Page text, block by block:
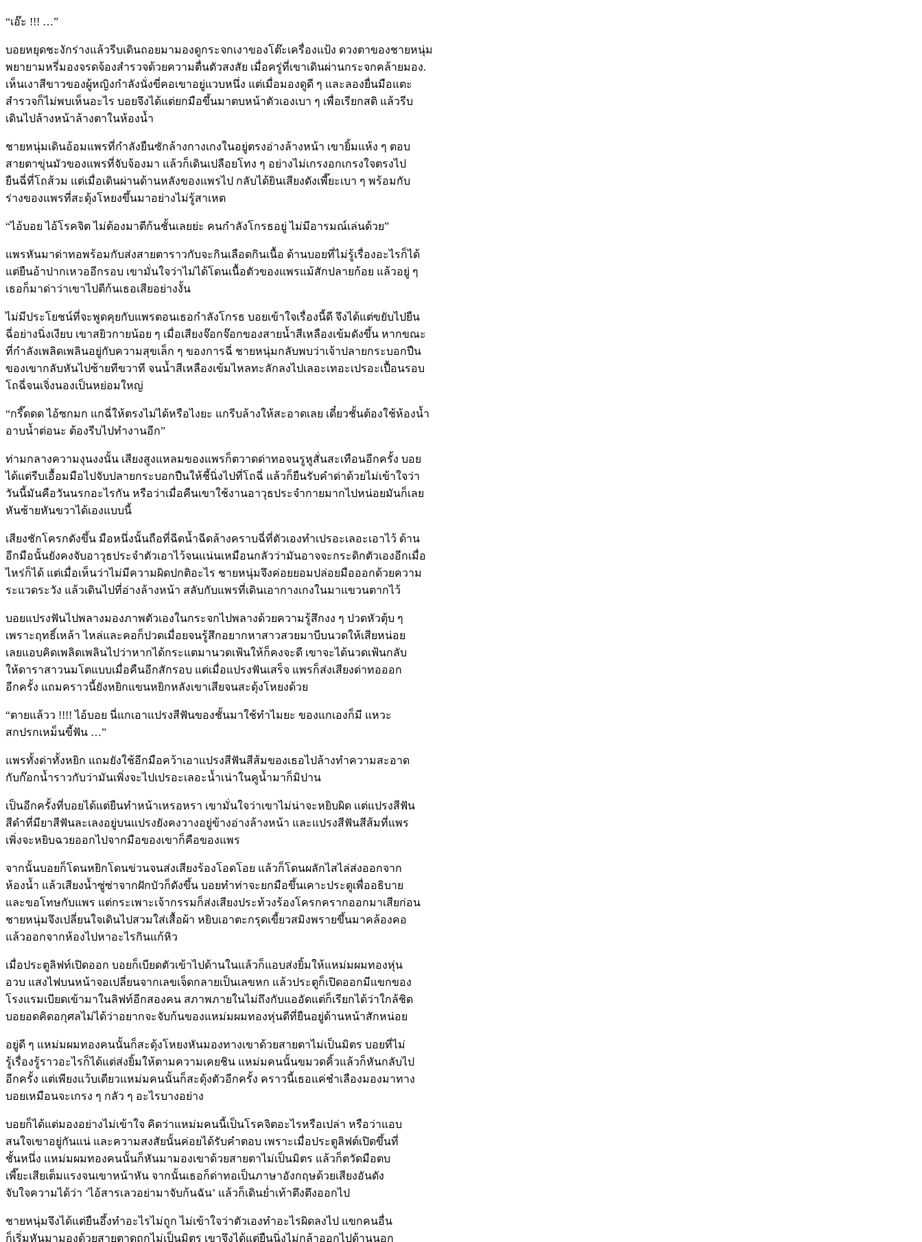
“เอ๊ะ !!! …”
บอยหยุดชะงักร่างแล้วรีบเดินถอยมามองดูกระจกเงาของโต๊ะเครื่องแป้ง ดวงตาของชายหนุ่ม
พยายามหรี่มองจรดจ้องสำรวจด้วยความตื่นตัวสงสัย เมื่อครู่ที่เขาเดินผ่านกระจกคล้ายมอง.
เห็นเงาสีขาวของผู้หญิงกำลังนั่งขี่คอเขาอยู่แวบหนึ่ง แต่เมื่อมองดูดี ๆ และลองยื่นมือแตะ
สำรวจก็ไม่พบเห็นอะไร บอยจึงได้แต่ยกมือขึ้นมาตบหน้าตัวเองเบา ๆ เพื่อเรียกสติ แล้วรีบ
เดินไปล้างหน้าล้างตาในห้องน้ำ
ชายหนุ่มเดินอ้อมแพรที่กำลังยืนซักล้างกางเกงในอยู่ตรงอ่างล้างหน้า เขายิ้มแห้ง ๆ ตอบ
สายตาขุ่นมัวของแพรที่จับจ้องมา แล้วก็เดินเปลือยโทง ๆ อย่างไม่เกรงอกเกรงใจตรงไป
ยืนฉี่ที่โถส้วม แต่เมื่อเดินผ่านด้านหลังของแพรไป กลับได้ยินเสียงดังเพี๊ยะเบา ๆ พร้อมกับ
ร่างของแพรที่สะดุ้งโหยงขึ้นมาอย่างไม่รู้สาเหต
“ไอ้บอย ไอ้โรคจิต ไม่ต้องมาตีก้นชั้นเลยย่ะ คนกำลังโกรธอยู่ ไม่มีอารมณ์เล่นด้วย”
แพรหันมาด่าทอพร้อมกับส่งสายตาราวกับจะกินเลือดกินเนื้อ ด้านบอยที่ไม่รู้เรื่องอะไรก็ได้
แต่ยืนอ้าปากเหวออีกรอบ เขามั่นใจว่าไม่ได้โดนเนื้อตัวของแพรแม้สักปลายก้อย แล้วอยู่ ๆ
เธอก็มาด่าว่าเขาไปตีก้นเธอเสียอย่างงั้น
ไม่มีประโยชน์ที่จะพูดคุยกับแพรตอนเธอกำลังโกรธ บอยเข้าใจเรื่องนี้ดี จึงได้แต่ขยับไปยืน
ฉี่อย่างนิ่งเงียบ เขาสยิวกายน้อย ๆ เมื่อเสียงจ๊อกจ๊อกของสายน้ำสีเหลืองเข้มดังขึ้น หากขณะ
ที่กำลังเพลิดเพลินอยู่กับความสุขเล็ก ๆ ของการฉี่ ชายหนุ่มกลับพบว่าเจ้าปลายกระบอกปืน
ของเขากลับหันไปซ้ายทีขวาที จนน้ำสีเหลืองเข้มไหลทะลักลงไปเลอะเทอะเปรอะเปื้อนรอบ
โถฉี่จนเจิ่งนองเป็นหย่อมใหญ่
“กรี๊ดดด ไอ้ซกมก แกฉี่ให้ตรงไม่ได้หรือไงยะ แกรีบล้างให้สะอาดเลย เดี๋ยวชั้นต้องใช้ห้องน้ำ
อาบน้ำต่อนะ ต้องรีบไปทำงานอีก”
ท่ามกลางความงุนงงนั้น เสียงสูงแหลมของแพรก็ตวาดด่าทอจนรูหูสั่นสะเทือนอีกครั้ง บอย
ได้แต่รีบเอื้อมมือไปจับปลายกระบอกปืนให้ชี้นิ่งไปที่โถฉี่ แล้วก็ยืนรับคำด่าด้วยไม่เข้าใจว่า
วันนี้มันคือวันนรกอะไรกัน หรือว่าเมื่อคืนเขาใช้งานอาวุธประจำกายมากไปหน่อยมันก็เลย
หันซ้ายหันขวาได้เองแบบนี้
เสียงชักโครกดังขึ้น มือหนึ่งนั้นถือที่ฉีดน้ำฉีดล้างคราบฉี่ที่ตัวเองทำเปรอะเลอะเอาไว้ ด้าน
อีกมือนั้นยังคงจับอาวุธประจำตัวเอาไว้จนแน่นเหมือนกลัวว่ามันอาจจะกระดิกตัวเองอีกเมื่อ
ไหร่ก็ได้ แต่เมื่อเห็นว่าไม่มีความผิดปกติอะไร ชายหนุ่มจึงค่อยยอมปล่อยมือออกด้วยความ
ระแวดระวัง แล้วเดินไปที่อ่างล้างหน้า สลับกับแพรที่เดินเอากางเกงในมาแขวนตากไว้
บอยแปรงฟันไปพลางมองภาพตัวเองในกระจกไปพลางด้วยความรู้สึกงง ๆ ปวดหัวตุ้บ ๆ
เพราะฤทธิ์เหล้า ไหล่และคอก็ปวดเมื่อยจนรู้สึกอยากหาสาวสวยมาบีบนวดให้เสียหน่อย
เลยแอบคิดเพลิดเพลินไปว่าหากได้กระแตมานวดเฟ้นให้ก็คงจะดี เขาจะได้นวดเฟ้นกลับ
ให้ดาราสาวนมโตแบบเมื่อคืนอีกสักรอบ แต่เมื่อแปรงฟันเสร็จ แพรก็ส่งเสียงด่าทอออก
อีกครั้ง แถมคราวนี้ยังหยิกแขนหยิกหลังเขาเสียจนสะดุ้งโหยงด้วย
“ตายแล้วว !!!! ไอ้บอย นี่แกเอาแปรงสีฟันของชั้นมาใช้ทำไมยะ ของแกเองก็มี แหวะ
สกปรกเหม็นขี้ฟัน …”
แพรทั้งด่าทั้งหยิก แถมยังใช้อีกมือคว้าเอาแปรงสีฟันสีส้มของเธอไปล้างทำความสะอาด
กับก๊อกน้ำราวกับว่ามันเพิ่งจะไปเปรอะเลอะน้ำเน่าในคูน้ำมาก็มิปาน
เป็นอีกครั้งที่บอยได้แต่ยืนทำหน้าเหรอหรา เขามั่นใจว่าเขาไม่น่าจะหยิบผิด แต่แปรงสีฟัน
สีดำที่มียาสีฟันละเลงอยู่บนแปรงยังคงวางอยู่ข้างอ่างล้างหน้า และแปรงสีฟันสีส้มที่แพร
เพิ่งจะหยิบฉวยออกไปจากมือของเขาก็คือของแพร
จากนั้นบอยก็โดนหยิกโดนข่วนจนส่งเสียงร้องโอดโอย แล้วก็โดนผลักไสไล่ส่งออกจาก
ห้องน้ำ แล้วเสียงน้ำซู่ซ่าจากฝักบัวก็ดังขึ้น บอยทำท่าจะยกมือขึ้นเคาะประตูเพื่ออธิบาย
และขอโทษกับแพร แต่กระเพาะเจ้ากรรมก็ส่งเสียงประท้วงร้องโครกครากออกมาเสียก่อน
ชายหนุ่มจึงเปลี่ยนใจเดินไปสวมใส่เสื้อผ้า หยิบเอาตะกรุดเขี้ยวสมิงพรายขึ้นมาคล้องคอ
แล้วออกจากห้องไปหาอะไรกินแก้หิว
เมื่อประตูลิฟท์เปิดออก บอยก็เบียดตัวเข้าไปด้านในแล้วก็แอบส่งยิ้มให้แหม่มผมทองหุ่น
อวบ แสงไฟบนหน้าจอเปลี่ยนจากเลขเจ็ดกลายเป็นเลขหก แล้วประตูก็เปิดออกมีแขกของ
โรงแรมเบียดเข้ามาในลิฟท์อีกสองคน สภาพภายในไม่ถึงกับแออัดแต่ก็เรียกได้ว่าใกล้ชิด
บอยอดคิดอกุศลไม่ได้ว่าอยากจะจับก้นของแหม่มผมทองหุ่นดีที่ยืนอยู่ด้านหน้าสักหน่อย
อยู่ดี ๆ แหม่มผมทองคนนั้นก็สะดุ้งโหยงหันมองทางเขาด้วยสายตาไม่เป็นมิตร บอยที่ไม่
รู้เรื่องรู้ราวอะไรก็ได้แต่ส่งยิ้มให้ตามความเคยชิน แหม่มคนนั้นขมวดคิ้วแล้วก็หันกลับไป
อีกครั้ง แต่เพียงแว้บเดียวแหม่มคนนั้นก็สะดุ้งตัวอีกครั้ง คราวนี้เธอแค่ชำเลืองมองมาทาง
บอยเหมือนจะเกรง ๆ กลัว ๆ อะไรบางอย่าง
บอยก็ได้แต่มองอย่างไม่เข้าใจ คิดว่าแหม่มคนนี้เป็นโรคจิตอะไรหรือเปล่า หรือว่าแอบ
สนใจเขาอยู่กันแน่ และความสงสัยนั้นค่อยได้รับคำตอบ เพราะเมื่อประตูลิฟต์เปิดขึ้นที่
ชั้นหนึ่ง แหม่มผมทองคนนั้นก็หันมามองเขาด้วยสายตาไม่เป็นมิตร แล้วก็ตวัดมือตบ
เพี๊ยะเสียเต็มแรงจนเขาหน้าหัน จากนั้นเธอก็ด่าทอเป็นภาษาอังกฤษด้วยเสียงอันดัง
จับใจความได้ว่า ‘ไอ้สารเลวอย่ามาจับก้นฉัน’ แล้วก็เดินย่ำเท้าตึงตึงออกไป
ชายหนุ่มจึงได้แต่ยืนอึ้งทำอะไรไม่ถูก ไม่เข้าใจว่าตัวเองทำอะไรผิดลงไป แขกคนอื่น
ก็เริ่มหันมามองด้วยสายตาดูถูกไม่เป็นมิตร เขาจึงได้แต่ยืนนิ่งไม่กล้าออกไปด้านนอก